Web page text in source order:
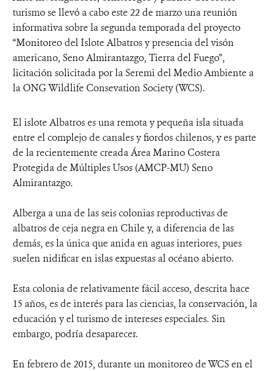
turismo se llevó a cabo este 22 de marzo una reunión
informativa sobre la segunda temporada del proyecto
“Monitoreo del Islote Albatros y presencia del visón
americano, Seno Almirantazgo, Tierra del Fuego”,
licitación solicitada por la Seremi del Medio Ambiente a
la ONG Wildlife Consevation Society (WCS).
El islote Albatros es una remota y pequeña isla situada
entre el complejo de canales y fiordos chilenos, y es parte
de la recientemente creada Área Marino Costera
Protegida de Múltiples Usos (AMCP-MU) Seno
Almirantazgo.
Alberga a una de las seis colonias reproductivas de
albatros de ceja negra en Chile y, a diferencia de las
demás, es la única que anida en aguas interiores, pues
suelen nidificar en islas expuestas al océano abierto.
Esta colonia de relativamente fácil acceso, descrita hace
15 años, es de interés para las ciencias, la conservación, la
educación y el turismo de intereses especiales. Sin
embargo, podría desaparecer.
En febrero de 2015, durante un monitoreo de WCS en el